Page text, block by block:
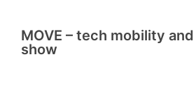
MOVE – tech mobility
show